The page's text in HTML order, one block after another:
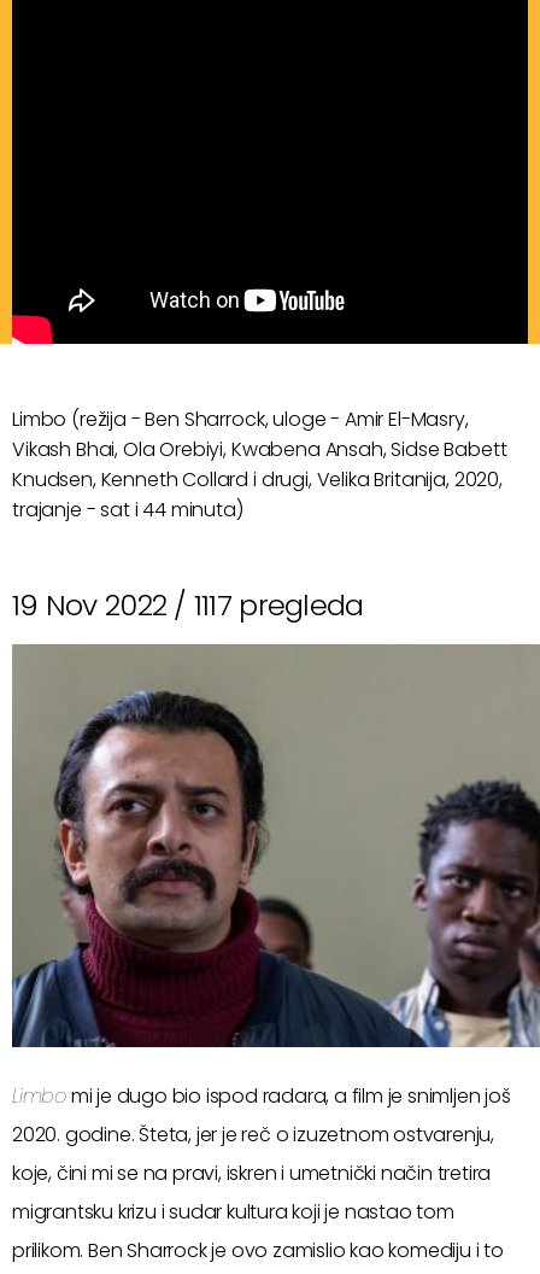
Limbo (režija - Ben Sharrock, uloge - Amir El-Masry,
Vikash Bhai, Ola Orebiyi, Kwabena Ansah, Sidse Babett
Knudsen, Kenneth Collard i drugi, Velika Britanija, 2020,
trajanje - sat i 44 minuta)
19 Nov 2022 / 1117 pregleda
Limbomi je dugo bio ispod radara, a film je snimljen još
2020. godine. Šteta, jer je reč o izuzetnom ostvarenju,
koje, čini mi se na pravi, iskren i umetnički način tretira
migrantsku krizu i sudar kultura koji je nastao tom
prilikom. Ben Sharrock je ovo zamislio kao komediju i to